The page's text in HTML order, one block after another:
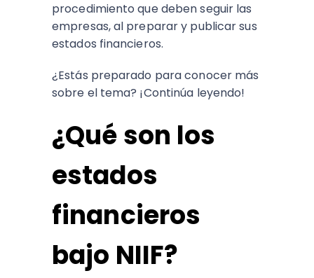
procedimiento que deben seguir las
empresas, al preparar y publicar sus
estados financieros.
¿Estás preparado para conocer más
sobre el tema? ¡Continúa leyendo!
¿Qué son los
estados
financieros
bajo NIIF?